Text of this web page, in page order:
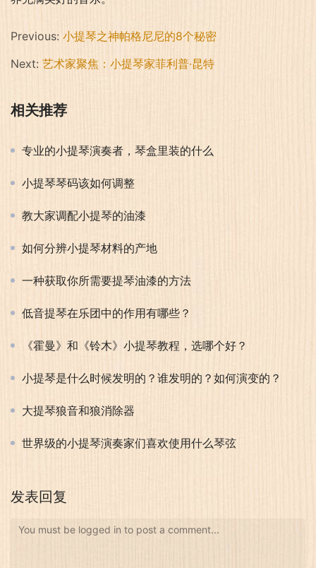
Previous: 小提琴之神帕格尼尼的8个秘密
Next: 艺术家聚焦：小提琴家菲利普·昆特
相关推荐
专业的小提琴演奏者，琴盒里装的什么
小提琴琴码该如何调整
教大家调配小提琴的油漆
如何分辨小提琴材料的产地
一种获取你所需要提琴油漆的方法
低音提琴在乐团中的作用有哪些？
《霍曼》和《铃木》小提琴教程，选哪个好？
小提琴是什么时候发明的？谁发明的？如何演变的？
大提琴狼音和狼消除器
世界级的小提琴演奏家们喜欢使用什么琴弦
发表回复
You must be logged in to post a comment...